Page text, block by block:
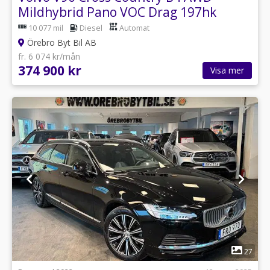
Mildhybrid Pano VOC Drag 197hk
10 077 mil Diesel Automat
Örebro Byt Bil AB
fr. 6 074 kr/mån
374 900 kr Visa mer
1
27